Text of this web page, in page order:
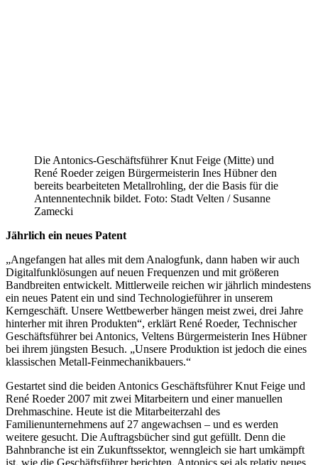
Die Antonics-Geschäftsführer Knut Feige (Mitte) und
René Roeder zeigen Bürgermeisterin Ines Hübner den
bereits bearbeiteten Metallrohling, der die Basis für die
Antennentechnik bildet. Foto: Stadt Velten / Susanne
Zamecki
Jährlich ein neues Patent
„Angefangen hat alles mit dem Analogfunk, dann haben wir auch
Digitalfunklösungen auf neuen Frequenzen und mit größeren
Bandbreiten entwickelt. Mittlerweile reichen wir jährlich mindestens
ein neues Patent ein und sind Technologieführer in unserem
Kerngeschäft. Unsere Wettbewerber hängen meist zwei, drei Jahre
hinterher mit ihren Produkten“, erklärt René Roeder, Technischer
Geschäftsführer bei Antonics, Veltens Bürgermeisterin Ines Hübner
bei ihrem jüngsten Besuch. „Unsere Produktion ist jedoch die eines
klassischen Metall-Feinmechanikbauers.“
Gestartet sind die beiden Antonics Geschäftsführer Knut Feige und
René Roeder 2007 mit zwei Mitarbeitern und einer manuellen
Drehmaschine. Heute ist die Mitarbeiterzahl des
Familienunternehmens auf 27 angewachsen – und es werden
weitere gesucht. Die Auftragsbücher sind gut gefüllt. Denn die
Bahnbranche ist ein Zukunftssektor, wenngleich sie hart umkämpft
ist, wie die Geschäftsführer berichten. Antonics sei als relativ neues